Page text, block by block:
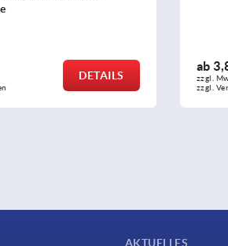
DETAILS
ab
zzgl.
zzgl.
AKTUELLES